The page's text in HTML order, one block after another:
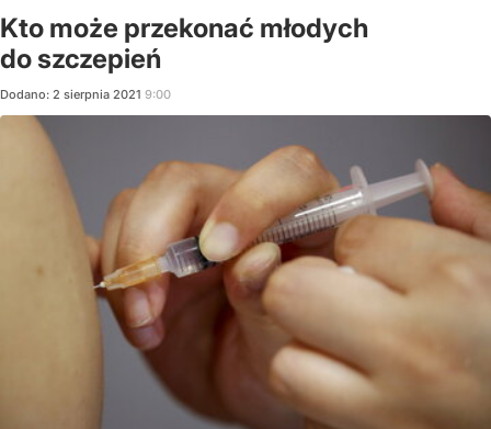
Kto może przekonać młodych
do szczepień
Dodano: 2 sierpnia 2021 9:00